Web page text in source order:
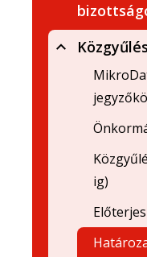
ig)